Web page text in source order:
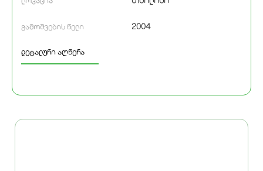
გამოშვების წელი 2004
დეტალური აღწერა